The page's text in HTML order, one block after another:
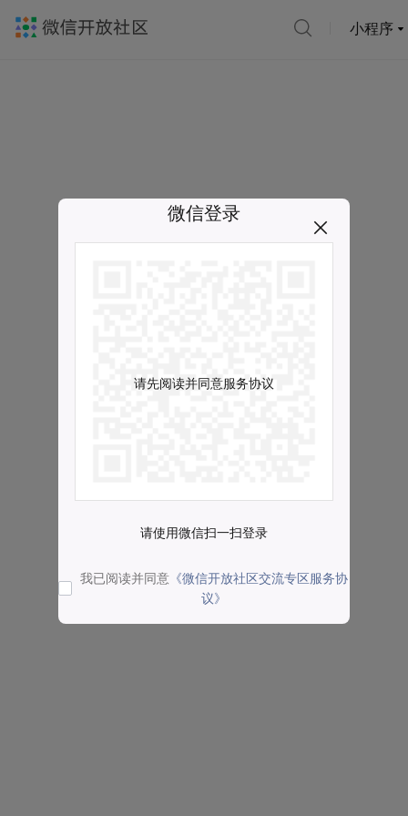
小程序
微信登录
请先阅读并同意服务协议
请使用微信扫一扫登录
我已阅读并同意 《微信开放社区交流专区服务协
议》